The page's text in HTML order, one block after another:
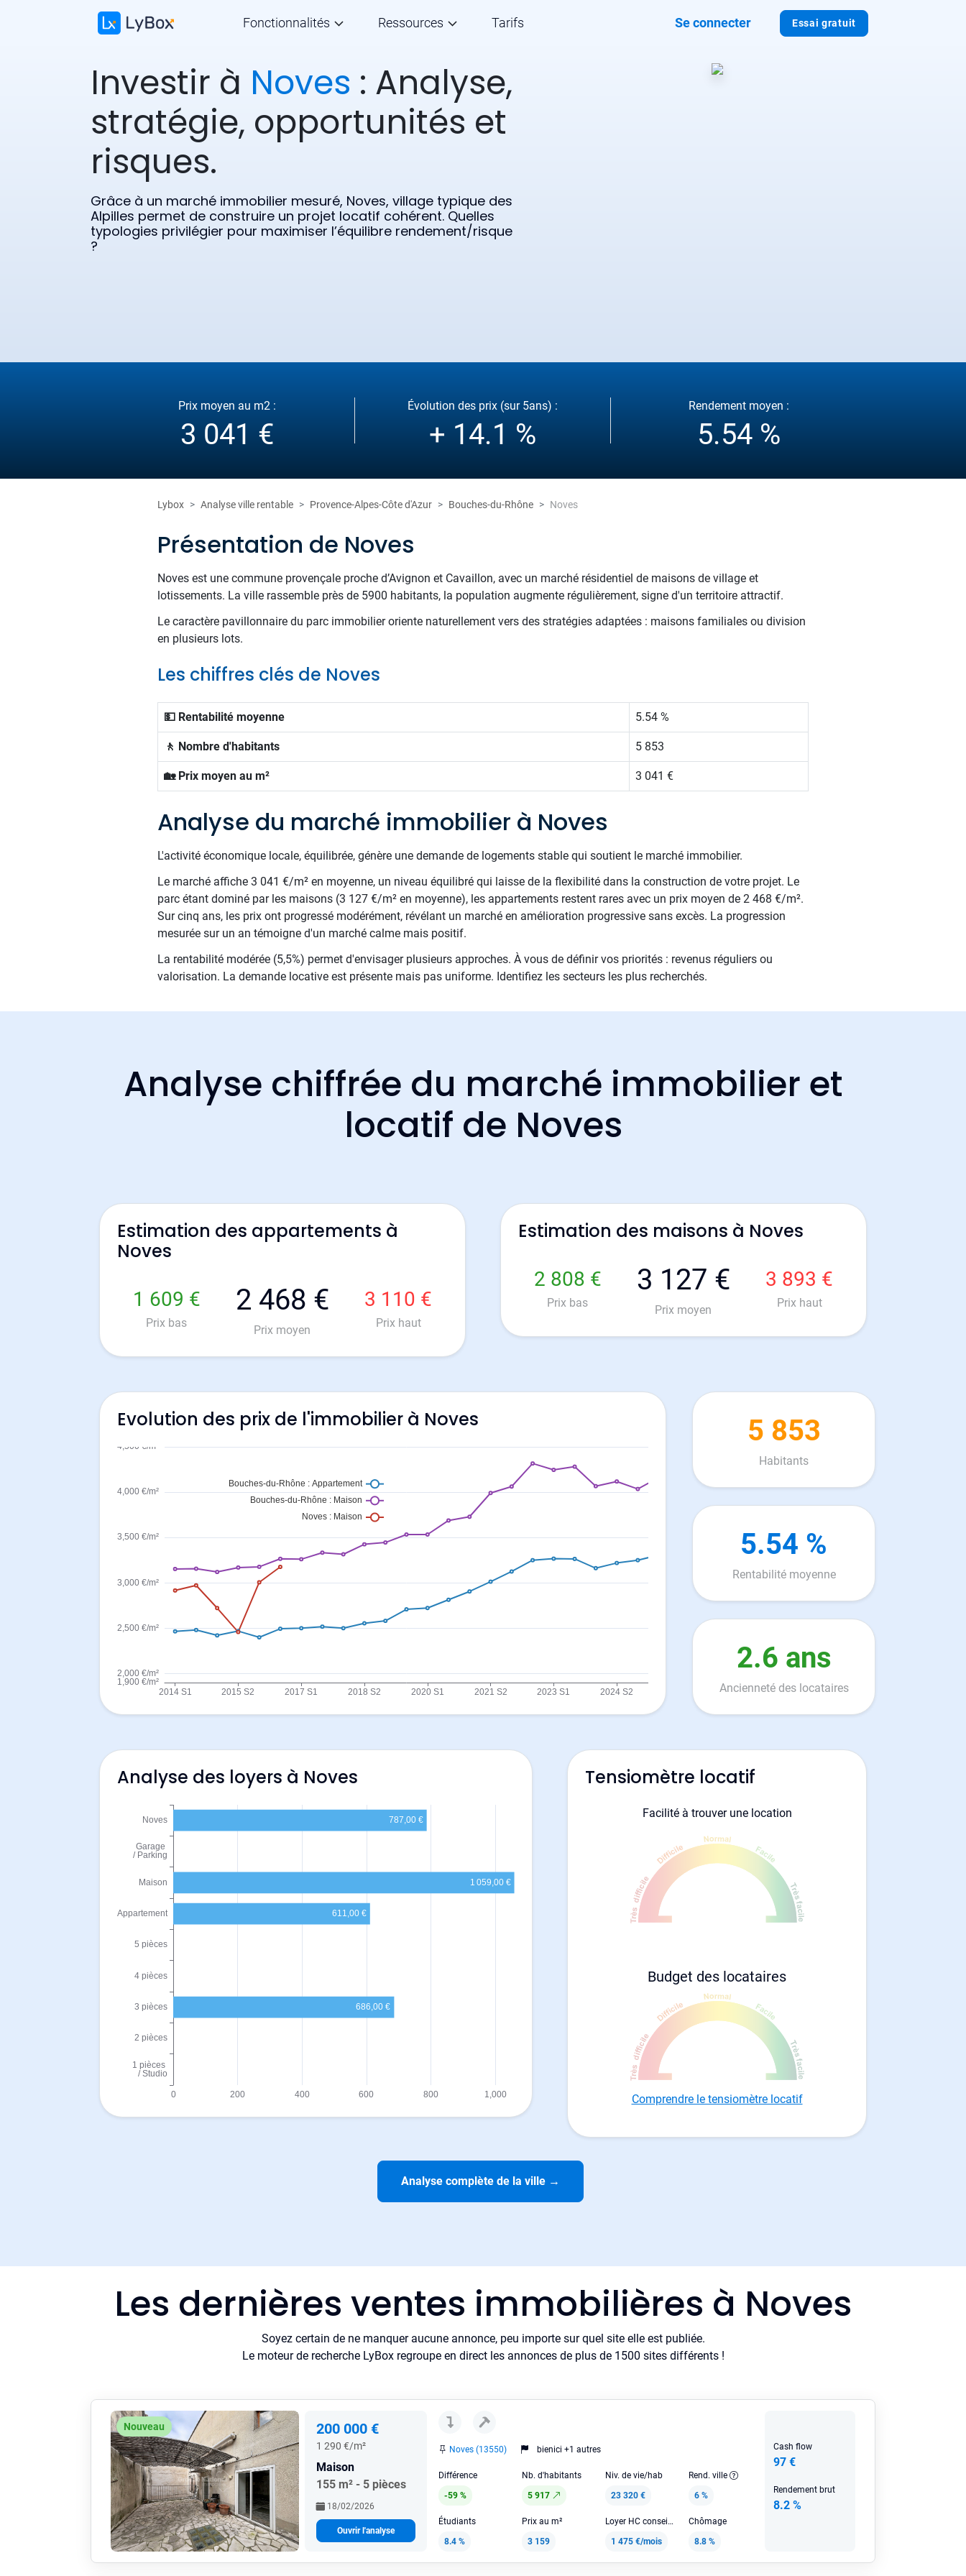
Essai gratuit
Fonctionnalités Ressources Tarifs Se connecter
Investir à Noves : Analyse,
stratégie, opportunités et
risques.
Grâce à un marché immobilier mesuré, Noves, village typique des
Alpilles permet de construire un projet locatif cohérent. Quelles
typologies privilégier pour maximiser l’équilibre rendement/risque
?
Prix moyen au m2 :
3 041 €
Évolution des prix (sur 5ans) :
+ 14.1 %
Rendement moyen :
5.54 %
Lybox Analyse ville rentable Provence-Alpes-Côte d'Azur Bouches-du-Rhône Noves
Présentation de Noves
Noves est une commune provençale proche d’Avignon et Cavaillon, avec un marché résidentiel de maisons de village et
lotissements. La ville rassemble près de 5900 habitants, la population augmente régulièrement, signe d'un territoire attractif.
Le caractère pavillonnaire du parc immobilier oriente naturellement vers des stratégies adaptées : maisons familiales ou division
en plusieurs lots.
Les chiffres clés de Noves
💵 Rentabilité moyenne 5.54 %
🚶 Nombre d'habitants 5 853
🏡 Prix moyen au m² 3 041 €
Analyse du marché immobilier à Noves
L'activité économique locale, équilibrée, génère une demande de logements stable qui soutient le marché immobilier.
Le marché affiche 3 041 €/m² en moyenne, un niveau équilibré qui laisse de la flexibilité dans la construction de votre projet. Le
parc étant dominé par les maisons (3 127 €/m² en moyenne), les appartements restent rares avec un prix moyen de 2 468 €/m².
Sur cinq ans, les prix ont progressé modérément, révélant un marché en amélioration progressive sans excès. La progression
mesurée sur un an témoigne d'un marché calme mais positif.
La rentabilité modérée (5,5%) permet d'envisager plusieurs approches. À vous de définir vos priorités : revenus réguliers ou
valorisation. La demande locative est présente mais pas uniforme. Identifiez les secteurs les plus recherchés.
Analyse chiffrée du marché immobilier et
locatif de Noves
Estimation des appartements à
Noves
1 609 €
Prix bas
2 468 €
Prix moyen
3 110 €
Prix haut
Estimation des maisons à Noves
2 808 €
Prix bas
3 127 €
Prix moyen
3 893 €
Prix haut
Evolution des prix de l'immobilier à Noves 5 853
Habitants
5.54 %
Rentabilité moyenne
2.6 ans
Ancienneté des locataires
Analyse des loyers à Noves Tensiomètre locatif
Facilité à trouver une location
Budget des locataires
Comprendre le tensiomètre locatif
Analyse complète de la ville →
Les dernières ventes immobilières à Noves
Soyez certain de ne manquer aucune annonce, peu importe sur quel site elle est publiée.
Le moteur de recherche LyBox regroupe en direct les annonces de plus de 1500 sites différents !
Nouveau 200 000 €
1 290 €/m²
Maison
155 m² - 5 pièces
18/02/2026
Ouvrir l'analyse
Noves (13550) bienici +1 autres
Différence
-59 %
Nb. d'habitants
5 917
Niv. de vie/hab
23 320 €
Rend. ville
6 %
Étudiants
8.4 %
Prix au m²
3 159
Loyer HC conseillé
1 475 €/mois
Chômage
8.8 %
Cash flow
97 €
Rendement brut
8.2 %